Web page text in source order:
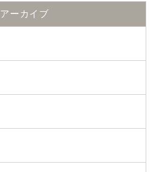
アーカイブ